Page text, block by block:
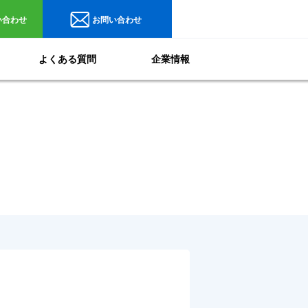
わせ お問い合わせ
よくある質問 企業情報